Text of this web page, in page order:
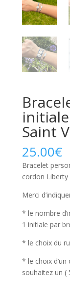
Saint
25.00€
Bracelet
cordon
Merci
* le nombre
1 initiale par
* le choix du
* le choix
souhaitez un (